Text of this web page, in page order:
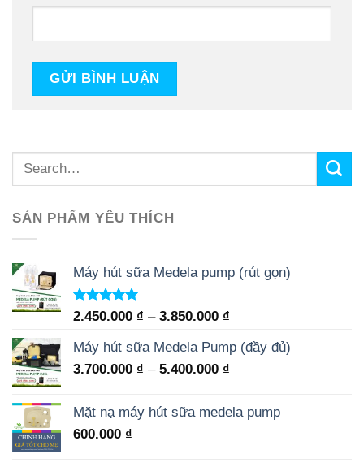
SẢN PHẨM YÊU THÍCH
Máy hút sữa Medela pump (rút gọn)
Rated 5.00
2.450.000 ₫ – 3.850.000 ₫
Máy hút sữa Medela Pump (đầy đủ)
3.700.000 ₫ – 5.400.000 ₫
Mặt nạ máy hút sữa medela pump
600.000 ₫